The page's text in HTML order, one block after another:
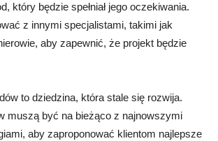
który będzie spełniał jego oczekiwania.
z innymi specjalistami, takimi jak
aby zapewnić, że projekt będzie
to dziedzina, która stale się rozwija.
muszą być na bieżąco z najnowszymi
aby zaproponować klientom najlepsze